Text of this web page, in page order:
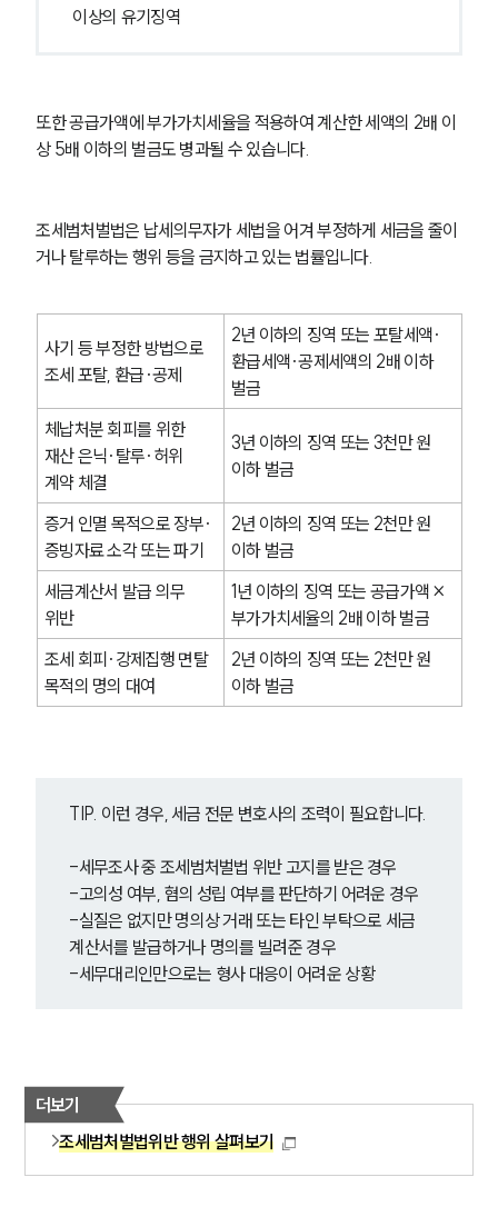
이상의 유기징역
또한 공급가액에 부가가치세율을 적용하여 계산한 세액의 2배 이
상 5배 이하의 벌금도 병과될 수 있습니다.
조세범처벌법은 납세의무자가 세법을 어겨 부정하게 세금을 줄이
거나 탈루하는 행위 등을 금지하고 있는 법률입니다.
사기 등 부정한 방법으로
조세 포탈, 환급·공제
2년 이하의 징역 또는 포탈세액·
환급세액·공제세액의 2배 이하
벌금
체납처분 회피를 위한
재산 은닉·탈루·허위
계약 체결
3년 이하의 징역 또는 3천만 원
이하 벌금
증거 인멸 목적으로 장부·
증빙자료 소각 또는 파기
2년 이하의 징역 또는 2천만 원
이하 벌금
세금계산서 발급 의무
위반
1년 이하의 징역 또는 공급가액 ×
부가가치세율의 2배 이하 벌금
조세 회피·강제집행 면탈
목적의 명의 대여
2년 이하의 징역 또는 2천만 원
이하 벌금
TIP. 이런 경우, 세금 전문 변호사의 조력이 필요합니다.
-세무조사 중 조세범처벌법 위반 고지를 받은 경우
-고의성 여부, 혐의 성립 여부를 판단하기 어려운 경우
-실질은 없지만 명의상 거래 또는 타인 부탁으로 세금
계산서를 발급하거나 명의를 빌려준 경우
-세무대리인만으로는 형사 대응이 어려운 상황
더보기
조세범처벌법위반 행위 살펴보기